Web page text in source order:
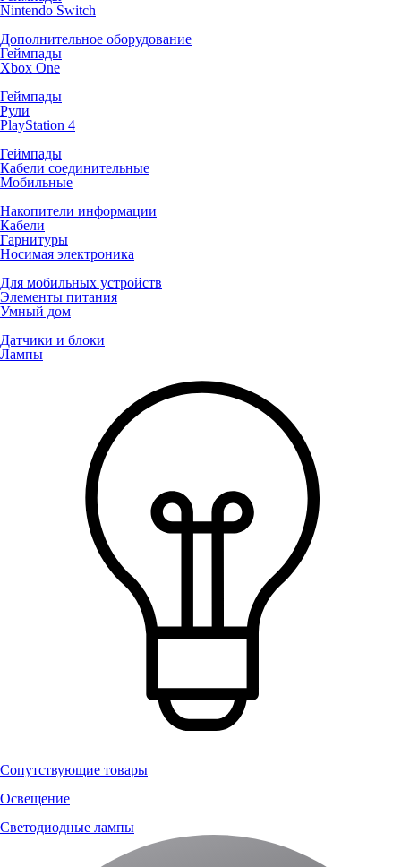
Nintendo Switch
Дополнительное оборудование
Геймпады
Xbox One
Геймпады
Рули
PlayStation 4
Геймпады
Кабели соединительные
Мобильные
Накопители информации
Кабели
Гарнитуры
Носимая электроника
Для мобильных устройств
Элементы питания
Умный дом
Датчики и блоки
Лампы
Сопутствующие товары
Освещение
Светодиодные лампы